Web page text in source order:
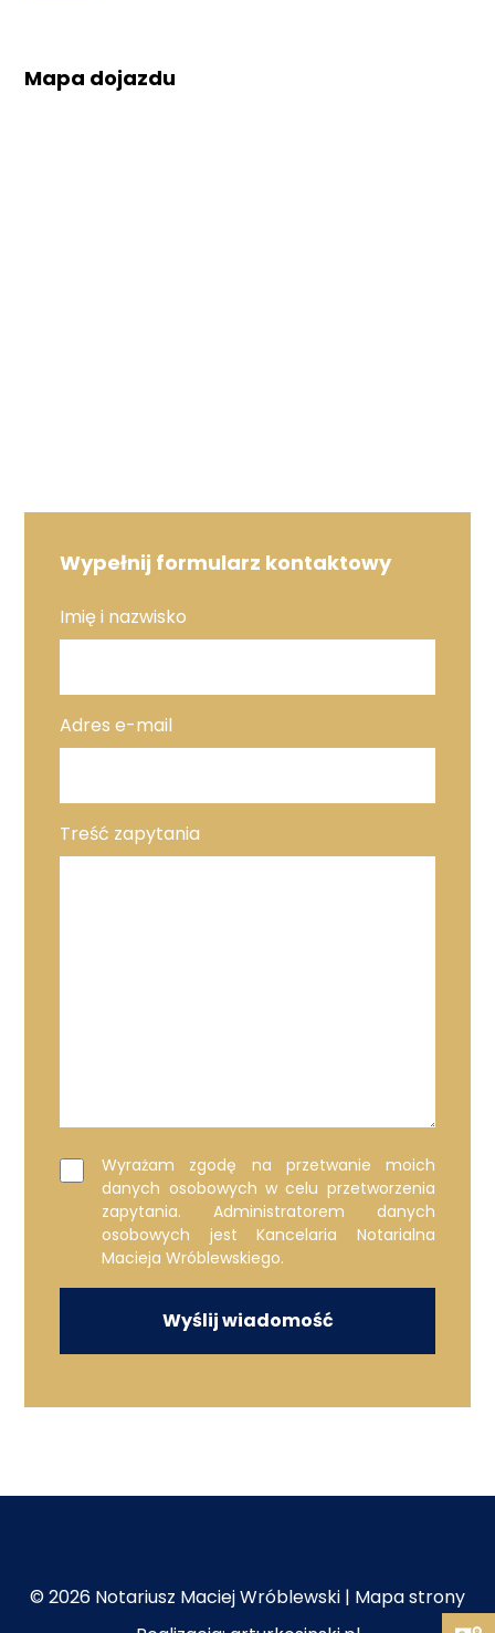
Mapa dojazdu
Wypełnij formularz kontaktowy
Imię i nazwisko
Adres e-mail
Treść zapytania
Wyrażam zgodę na przetwanie moich
danych osobowych w celu przetworzenia
zapytania. Administratorem danych
osobowych jest Kancelaria Notarialna
Macieja Wróblewskiego.
© 2026 Notariusz Maciej Wróblewski | Mapa strony